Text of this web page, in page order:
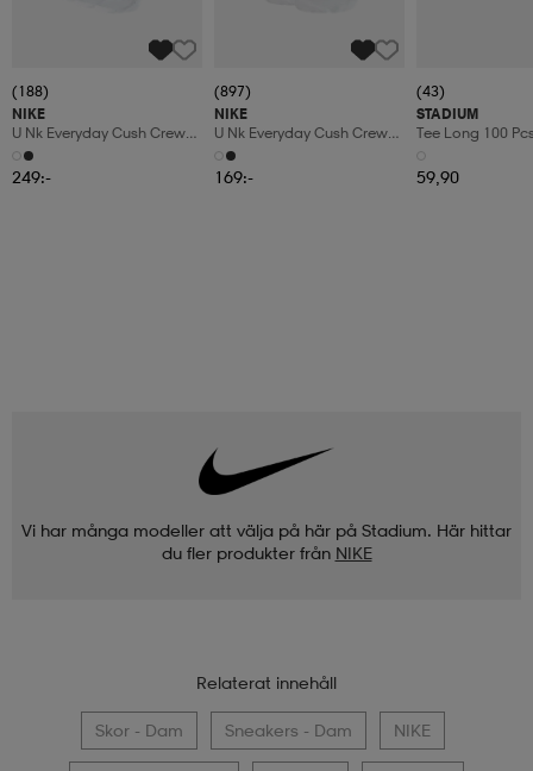
(188)
NIKE
U Nk Everyday Cush Crew
6pr-Bd
249:-
(897)
NIKE
U Nk Everyday Cush Crew
3pr
169:-
(43)
STADIUM
Tee Long 100
59,90
Vi har många modeller att välja på här på Stadium. Här hittar
du fler produkter från NIKE
Relaterat innehåll
Skor - Dam Sneakers - Dam NIKE